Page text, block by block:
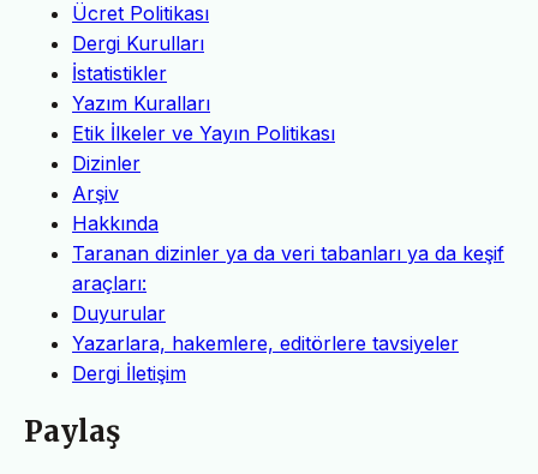
Ücret Politikası
Dergi Kurulları
İstatistikler
Yazım Kuralları
Etik İlkeler ve Yayın Politikası
Dizinler
Arşiv
Hakkında
Taranan dizinler ya da veri tabanları ya da keşif
araçları:
Duyurular
Yazarlara, hakemlere, editörlere tavsiyeler
Dergi İletişim
Paylaş